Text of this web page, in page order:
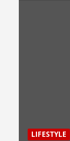
LIFESTYLE